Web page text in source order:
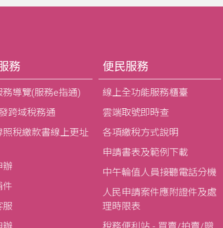
務
務導覽(服務e指通)
跨域稅務通
照稅繳款書線上更址
辦
件
服
便民服務
線上全功能服務櫃臺
雲端取號即時查
各項繳稅方式說明
申請書表及範例下載
中午輪值人員接聽電話分機
人民申請案件應附證件及處
理時限表